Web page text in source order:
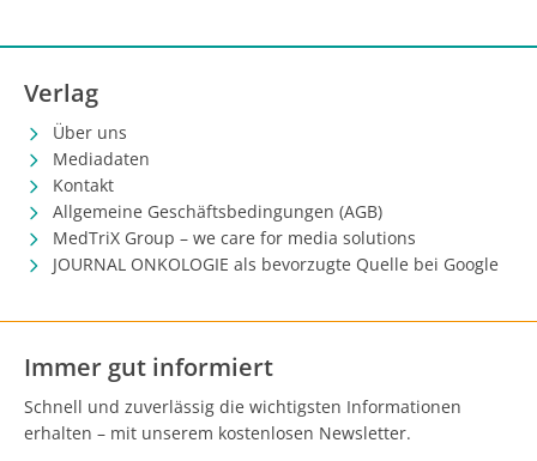
Verlag
Über uns
Mediadaten
Kontakt
Allgemeine Geschäftsbedingungen (AGB)
MedTriX Group – we care for media solutions
JOURNAL ONKOLOGIE als bevorzugte Quelle bei Google
Immer gut informiert
Schnell und zuverlässig die wichtigsten Informationen
erhalten – mit unserem kostenlosen Newsletter.